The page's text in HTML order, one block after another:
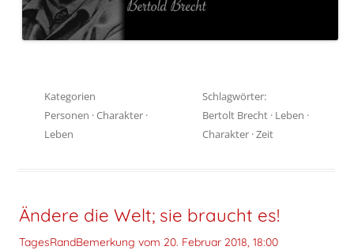
Kategorien
Personen ·Charakter ·
Leben
Schlagwörter:
Bertolt Brecht · Leben ·
Charakter ·Zeit
Ändere die Welt; sie braucht es!
TagesRandBemerkung vom 20. Februar 2018, 18:00